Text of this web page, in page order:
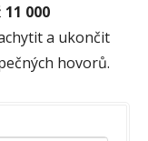
11 000
a ukončit
hovorů.